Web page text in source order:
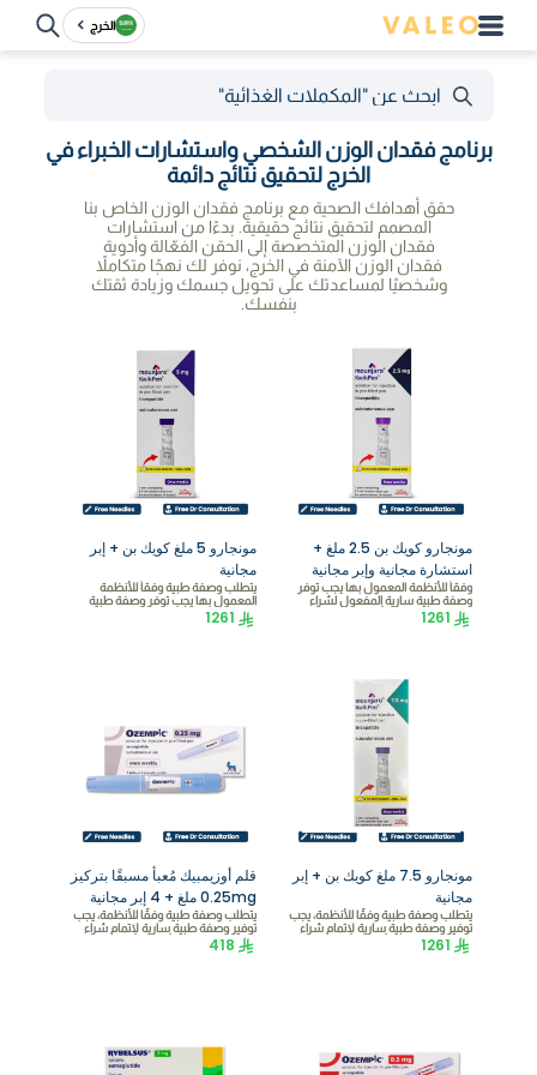
الخرج
حقق أهدافك الصحية مع برنامج فقدان الوزن الخاص بنا
المصمم لتحقيق نتائج حقيقية. بدءًا من استشارات
فقدان الوزن المتخصصة إلى الحقن الفعّالة وأدوية
فقدان الوزن الآمنة في الخرج، نوفر لك نهجًا متكاملاً
وشخصيًا لمساعدتك على تحويل جسمك وزيادة ثقتك
بنفسك.
برنامج فقدان الوزن الشخصي واستشارات الخبراء في
الخرج لتحقيق نتائج دائمة
مونجارو كويك بن 2.5 ملغ +
استشارة مجانية وإبر مجانية
وفقاً للأنظمة المعمول بها يجب توفر
وصفة طبية سارية المفعول لشراء
تقديم الوصفة الطبية لا تملك وصفة
1261
مونجارو 5 ملغ كويك بن + إبر
مجانية
يتطلب وصفة طبية وفقاً للأنظمة
المعمول بها يجب توفر وصفة طبية
تأكيد طلبك فقط بعد تقديم الوصفة
1261
مونجارو 7.5 ملغ كويك بن + إبر
مجانية
يتطلب وصفة طبية وفقًا للأنظمة، يجب
توفير وصفة طبية سارية لإتمام شراء
هذا المنتج. سيتم تأكيد طلبك فقط بعد
تقديم الوصفة. ما عندك وصفة؟ ولا
1261
قلم أوزيمبيك مُعبأ مسبقًا بتركيز
0.25mg ملغ + 4 إبر مجانية
يتطلب وصفة طبية وفقًا للأنظمة، يجب
توفير وصفة طبية سارية لإتمام شراء
هذا المنتج. سيتم تأكيد طلبك فقط بعد
تقديم الوصفة. ما عندك وصفة؟ ولا
418